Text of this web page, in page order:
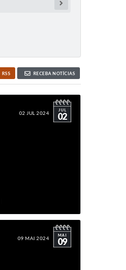
RSS RECEBA NOTÍCIAS
02 JUL 2024 JUL
02
09 MAI 2024 MAI
09